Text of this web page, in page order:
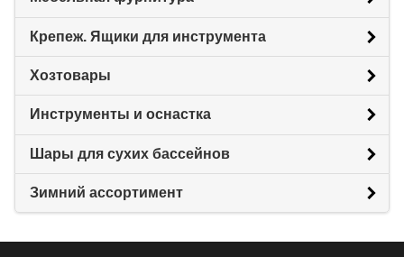
Крепеж. Ящики для инструмента
Хозтовары
Инструменты и оснастка
Шары для сухих бассейнов
Зимний ассортимент